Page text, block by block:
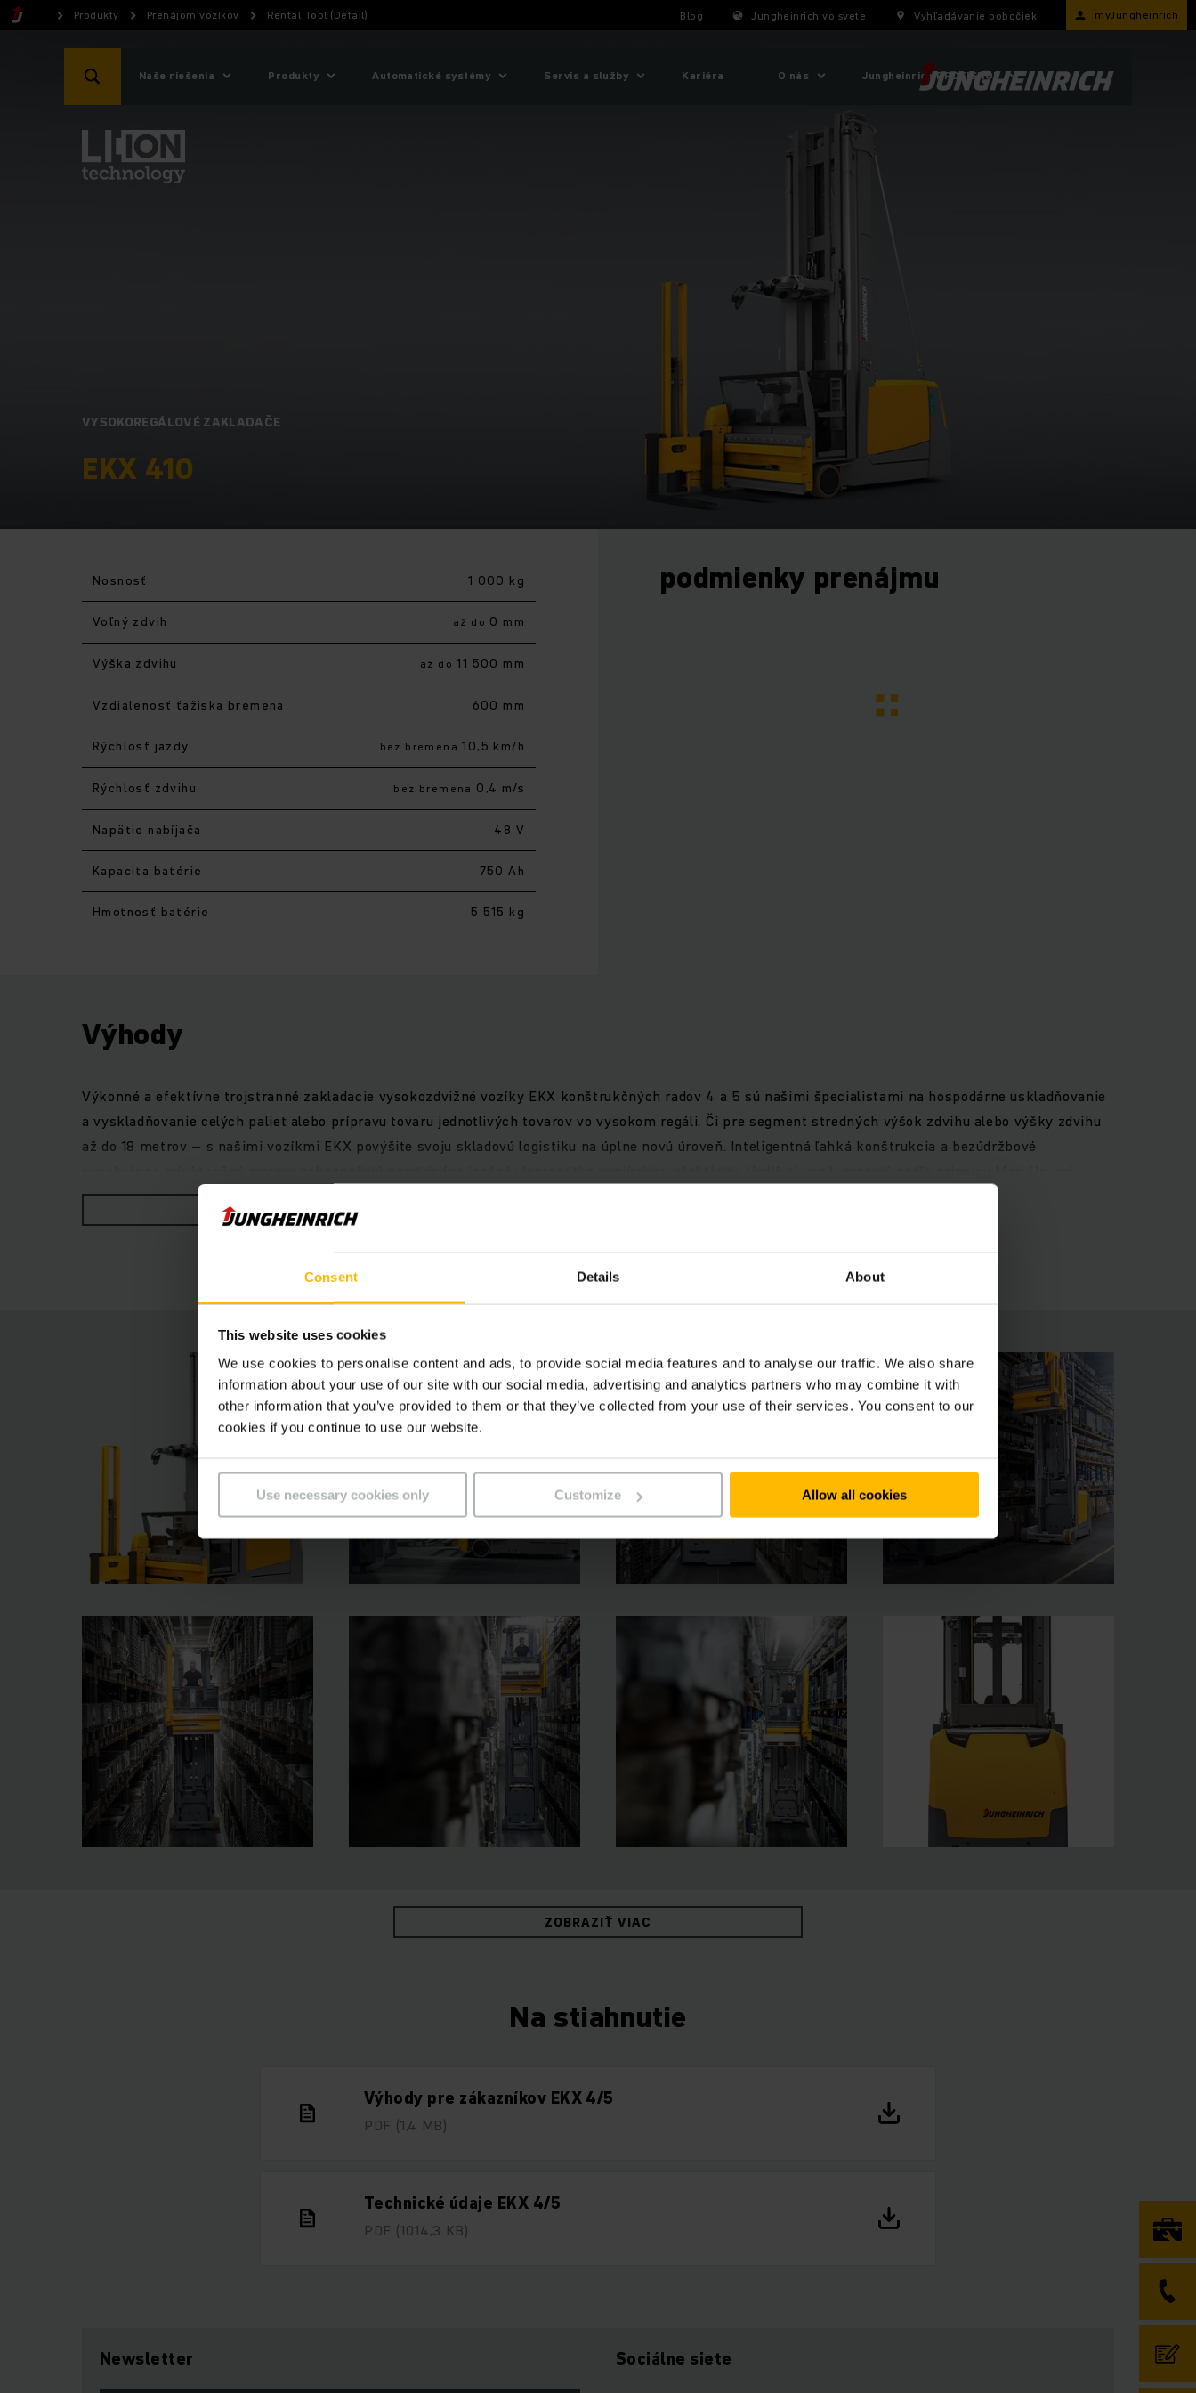
Consent Details About
This website uses cookies
We use cookies to personalise content and ads, to provide social media features and to analyse our traffic. We also share
information about your use of our site with our social media, advertising and analytics partners who may combine it with
other information that you’ve provided to them or that they’ve collected from your use of their services. You consent to our
cookies if you continue to use our website.
Use necessary cookies only Customize Allow all cookies
Produkty Prenájom vozíkov Rental Tool (Detail) Blog Jungheinrich vo svete Vyhľadávanie pobočiek myJungheinrich
Naše riešenia Produkty Automatické systémy Servis a služby Kariéra O nás Jungheinrich PROFISHOP
VYSOKOREGÁLOVÉ ZAKLADAČE
EKX 410
Nosnosť 1 000 kg
Voľný zdvih až do 0 mm
Výška zdvihu až do 11 500 mm
Vzdialenosť ťažiska bremena 600 mm
Rýchlosť jazdy bez bremena 10,5 km/h
Rýchlosť zdvihu bez bremena 0,4 m/s
Napätie nabíjača 48 V
Kapacita batérie 750 Ah
Hmotnosť batérie 5 515 kg
podmienky prenájmu
Výhody
Výkonné a efektívne trojstranné zakladacie vysokozdvižné vozíky EKX konštrukčných radov 4 a 5 sú našimi špecialistami na hospodárne uskladňovanie
a vyskladňovanie celých paliet alebo prípravu tovaru jednotlivých tovarov vo vysokom regáli. Či pre segment stredných výšok zdvihu alebo výšky zdvihu
až do 18 metrov – s našimi vozíkmi EKX povýšite svoju skladovú logistiku na úplne novú úroveň. Inteligentná ľahká konštrukcia a bezúdržbové
ktorom sú plošina na státie pre vodiča aj vidlica vždy v rovnakej výške. Patentované tlmenie vibrácií, RFID pozemné riadenie a inteligentné asistenčné
systémy zaručujú optimálne jazdné vlastnosti a maximálnu mieru bezpečnosti.Práca v sede alebo v stoji: Priestranné miesto vodiča presviedča svojím
ZOBRAZIŤ VIAC
ZOBRAZIŤ VIAC
Na stiahnutie
Výhody pre zákazníkov EKX 4/5
PDF (1,4 MB)
Technické údaje EKX 4/5
PDF (1014,3 KB)
Newsletter Sociálne siete